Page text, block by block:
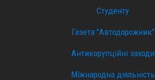
Студенту
Газета "Автодорожник"
Антикорупційні заходи
Міжнародна діяльність